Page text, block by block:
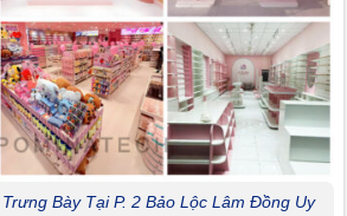
Bày Tại P. 2 Bảo Lộc Lâm Đồng Uy